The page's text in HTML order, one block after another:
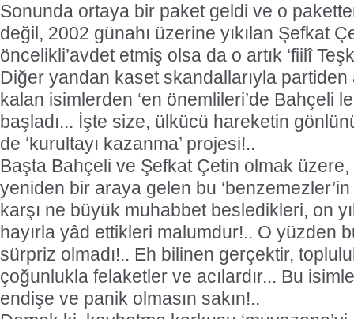
Sonunda ortaya bir paket geldi ve o
değil, 2002 günahı üzerine yıkılan Şefkat
öncelikli’avdet etmiş olsa da o artık ‘fiilî
Diğer yandan kaset skandallarıyla partiden
kalan isimlerden ‘en önemlileri’de Bahçeli
başladı... İşte size, ülkücü hareketin
de ‘kurultayı kazanma’ projesi!..
Başta Bahçeli ve Şefkat Çetin olmak üzere,
yeniden bir araya gelen bu
karşı ne büyük muhabbet besledikleri, on
hayırla yâd ettikleri malumdur!.. O yüzden
sürpriz olmadı!.. Eh bilinen gerçektir,
çoğunlukla felaketler ve acılardır... Bu
endişe ve panik olmasın sakın!..